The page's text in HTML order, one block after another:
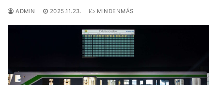
ADMIN 2025.11.23. MINDENMÁS